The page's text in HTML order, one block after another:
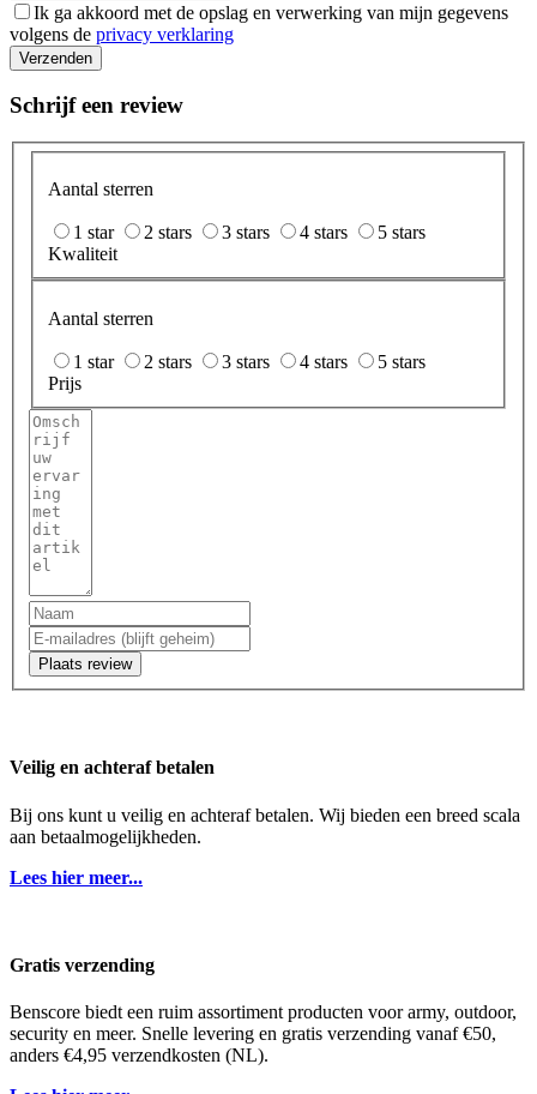
Ik ga akkoord met de opslag en verwerking van mijn gegevens
volgens de privacy verklaring
Verzenden
Schrijf een review
Aantal sterren
1 star 2 stars 3 stars 4 stars
5 stars
Kwaliteit
Aantal sterren
1 star 2 stars 3 stars 4 stars
5 stars
Prijs
Plaats review
Veilig en achteraf betalen
Bij ons kunt u veilig en achteraf betalen. Wij bieden een breed scala
aan betaalmogelijkheden.
Lees hier meer...
Gratis verzending
Benscore biedt een ruim assortiment producten voor army, outdoor,
security en meer. Snelle levering en gratis verzending vanaf €50,
anders €4,95 verzendkosten (NL).